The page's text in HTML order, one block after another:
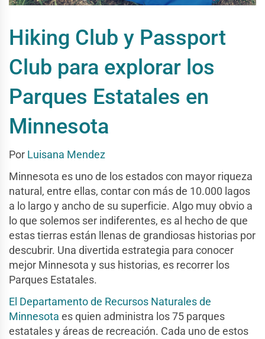
Hiking Club y Passport
Club para explorar los
Parques Estatales en
Minnesota
Por Luisana Mendez
Minnesota es uno de los estados con mayor riqueza
natural, entre ellas, contar con más de 10.000 lagos
a lo largo y ancho de su superficie. Algo muy obvio a
lo que solemos ser indiferentes, es al hecho de que
estas tierras están llenas de grandiosas historias por
descubrir. Una divertida estrategia para conocer
mejor Minnesota y sus historias, es recorrer los
Parques Estatales.
El Departamento de Recursos Naturales de
Minnesota es quien administra los 75 parques
estatales y áreas de recreación. Cada uno de estos